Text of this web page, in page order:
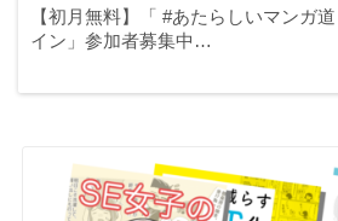
【初月無料】「 #あたらしいマンガ
イン」参加者募集中…